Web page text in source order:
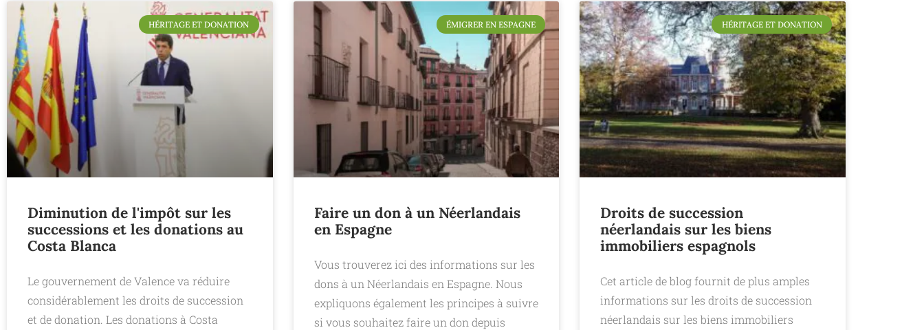
HÉRITAGE ET DONATION
Diminution de l'impôt sur les
successions et les donations au
Costa Blanca
Le gouvernement de Valence va réduire
considérablement les droits de succession
et de donation. Les donations à Costa
ÉMIGRER EN ESPAGNE
Faire un don à un Néerlandais
en Espagne
Vous trouverez ici des informations sur les
dons à un Néerlandais en Espagne. Nous
expliquons également les principes à suivre
si vous souhaitez faire un don depuis
HÉRITAGE ET DONATION
Droits de succession
néerlandais sur les biens
immobiliers espagnols
Cet article de blog fournit de plus amples
informations sur les droits de succession
néerlandais sur les biens immobiliers